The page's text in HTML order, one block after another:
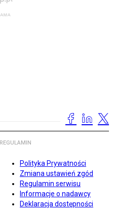
REGULAMIN
Polityka Prywatności
Zmiana ustawień zgód
Regulamin serwisu
Informacje o nadawcy
Deklaracja dostępności